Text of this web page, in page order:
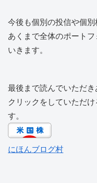
今後も個別の投信や個別
あくまで全体のポート
いきます。
最後まで読んでいただ
クリックをしていただ
す。
にほんブログ村